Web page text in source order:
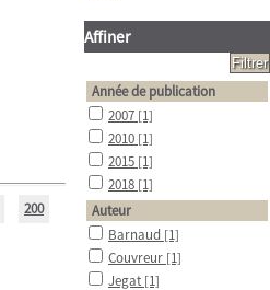
200
Affiner
Année de publication
2007 [1]
2010 [1]
2015 [1]
2018 [1]
Auteur
Barnaud [1]
Couvreur [1]
Jegat [1]